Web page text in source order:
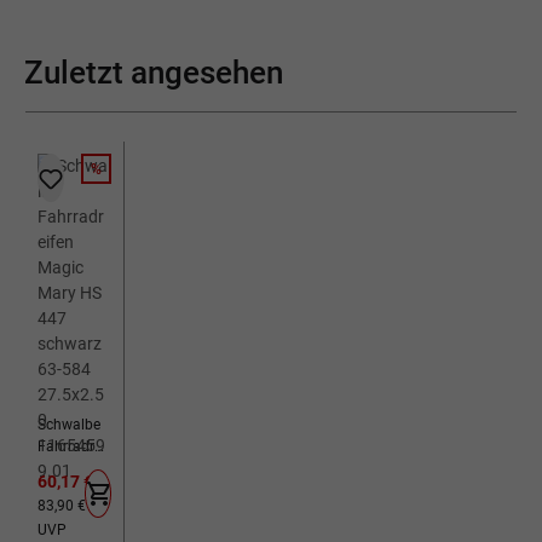
Zuletzt angesehen
RABATT
%
Schwalbe
Fahrradreif
en Magic
Mary HS
447
schwarz
Verkaufspreis:
60,17 €
Regulärer Preis:
83,90 €
UVP